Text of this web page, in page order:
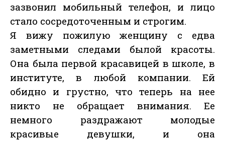
зазвонил мобильный телефон, и лицо
стало сосредоточенным и строгим.
Я вижу пожилую женщину с едва
заметными следами былой красоты.
Она была первой красавицей в школе, в
институте, в любой компании. Ей
обидно и грустно, что теперь на нее
никто не обращает внимания. Ее
немного раздражают молодые
красивые девушки, и она